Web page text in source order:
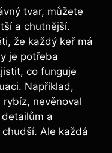
tvar, můžete
a chutnější.
že každý keř má
je potřeba
co funguje
Například,
nevěnoval
a
Ale každá